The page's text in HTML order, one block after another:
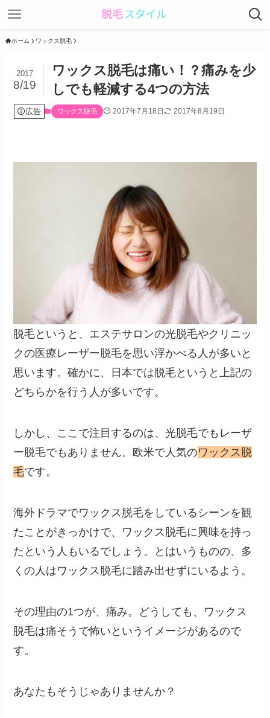
ホーム ワックス脱毛
ワックス脱毛は痛い！？痛みを少
しでも軽減する4つの方法
2017
8/19
広告 ワックス脱毛 2017年7月18日 2017年8月19日
脱毛というと、エステサロンの光脱毛やクリニッ
クの医療レーザー脱毛を思い浮かべる人が多いと
思います。確かに、日本では脱毛というと上記の
どちらかを行う人が多いです。
しかし、ここで注目するのは、光脱毛でもレーザ
ー脱毛でもありません。欧米で人気のワックス脱
毛です。
海外ドラマでワックス脱毛をしているシーンを観
たことがきっかけで、ワックス脱毛に興味を持っ
たという人もいるでしょう。とはいうものの、多
くの人はワックス脱毛に踏み出せずにいるよう。
その理由の1つが、痛み。どうしても、ワックス
脱毛は痛そうで怖いというイメージがあるので
す。
あなたもそうじゃありませんか？